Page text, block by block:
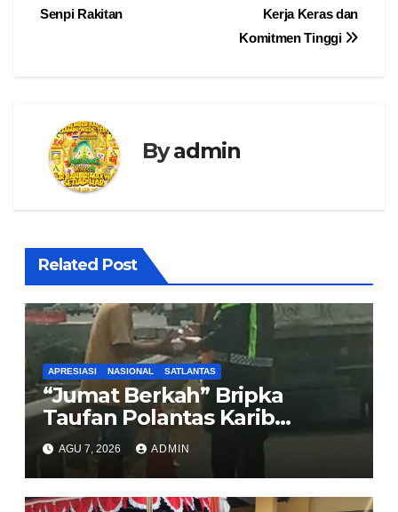
Kerja Keras dan
Komitmen Tinggi
Senpi Rakitan
Byadmin
Related Post
APRESIASI NASIONAL SATLANTAS
“Jumat Berkah” Bripka
Taufan Polantas Karib
Bagikan Nasi Kotak untuk
Sopir Truk yang Mogok di KM
00 Pondok Aren
AGU 7, 2026 ADMIN